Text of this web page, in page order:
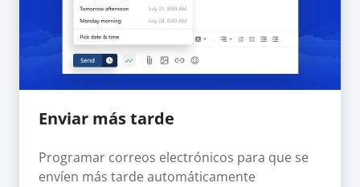
Enviar más tarde
Programar correos electrónicos para que se
envíen más tarde automáticamente